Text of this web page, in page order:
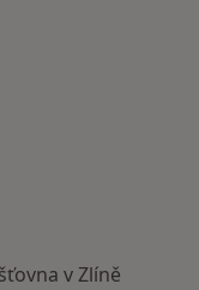
v Zlíně